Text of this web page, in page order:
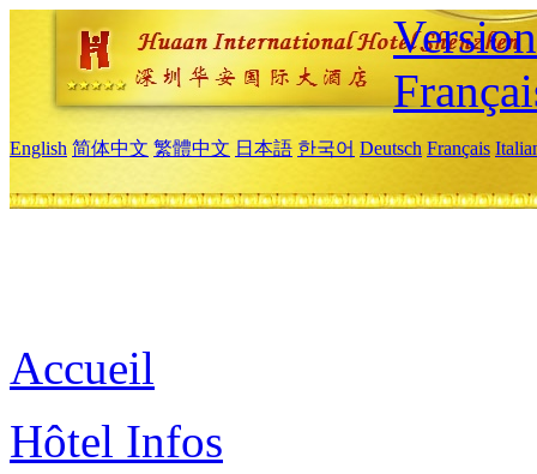
English 简体中文 繁體中文 日本語 한국어 Deutsch Français
Accueil
Hôtel Infos